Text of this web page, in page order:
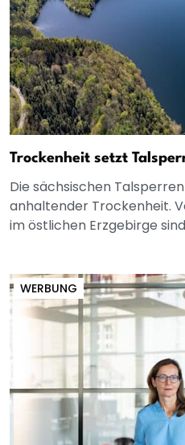
Trockenheit setzt
Die sächsischen
anhaltender Trockenheit.
im östlichen Erzgebirge sind
WERBUNG